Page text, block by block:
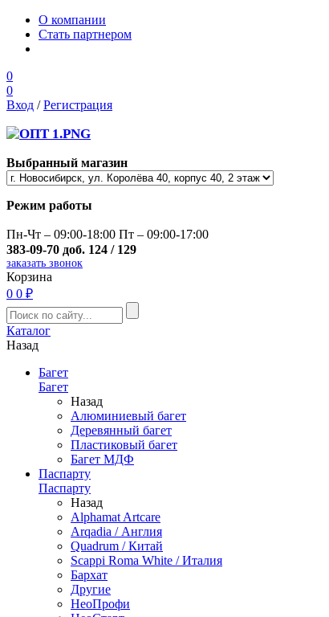
О компании
Стать партнером
0
0
Вход /Регистрация
Выбранный магазин
Режим работы
Пн-Чт – 09:00-18:00 Пт – 09:00-17:00
383-09-70 доб. 124 / 129
заказать звонок
Корзина
0 0 ₽
Каталог
Назад
Багет
Багет
Назад
Алюминиевый багет
Деревянный багет
Пластиковый багет
Багет МДФ
Паспарту
Паспарту
Назад
Alphamat Artcare
Arqadia / Англия
Quadrum / Китай
Scappi Roma White / Италия
Бархат
Другие
НеоПрофи